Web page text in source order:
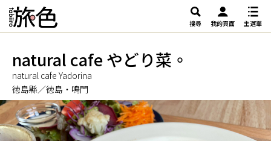
搜尋 我的頁面 主選單
natural cafe やどり菜。
natural cafe Yadorina
徳島縣／徳島・鳴門